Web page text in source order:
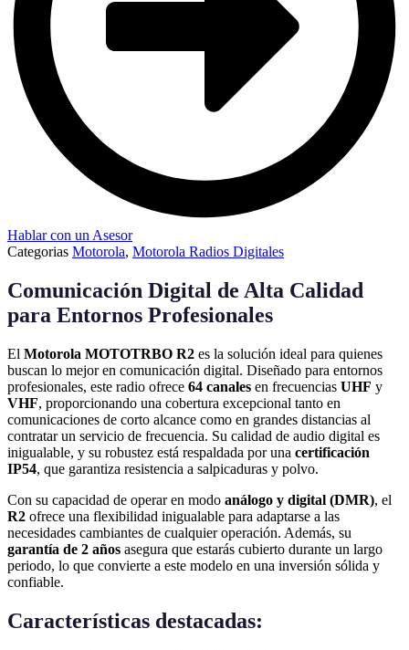
Hablar con un Asesor
Categorias Motorola, Motorola Radios Digitales
Comunicación Digital de Alta Calidad
para Entornos Profesionales
El Motorola MOTOTRBO R2 es la solución ideal para quienes
buscan lo mejor en comunicación digital. Diseñado para entornos
profesionales, este radio ofrece 64 canales en frecuencias UHF y
VHF, proporcionando una cobertura excepcional tanto en
comunicaciones de corto alcance como en grandes distancias al
contratar un servicio de frecuencia. Su calidad de audio digital es
inigualable, y su robustez está respaldada por una certificación
IP54, que garantiza resistencia a salpicaduras y polvo.
Con su capacidad de operar en modo análogo y digital (DMR), el
R2 ofrece una flexibilidad inigualable para adaptarse a las
necesidades cambiantes de cualquier operación. Además, su
garantía de 2 años asegura que estarás cubierto durante un largo
periodo, lo que convierte a este modelo en una inversión sólida y
confiable.
Características destacadas: